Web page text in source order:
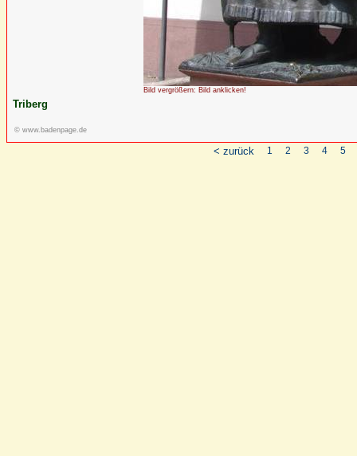
Bild vergrößern: Bild anklicken!
Triberg
© www.badenpage.de
< zurück 1 2 3 4 5